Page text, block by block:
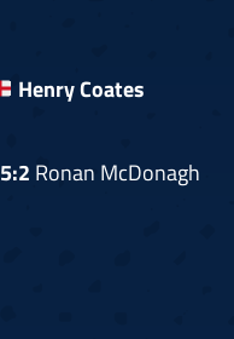
Henry Coates
5:2 Ronan McDonagh